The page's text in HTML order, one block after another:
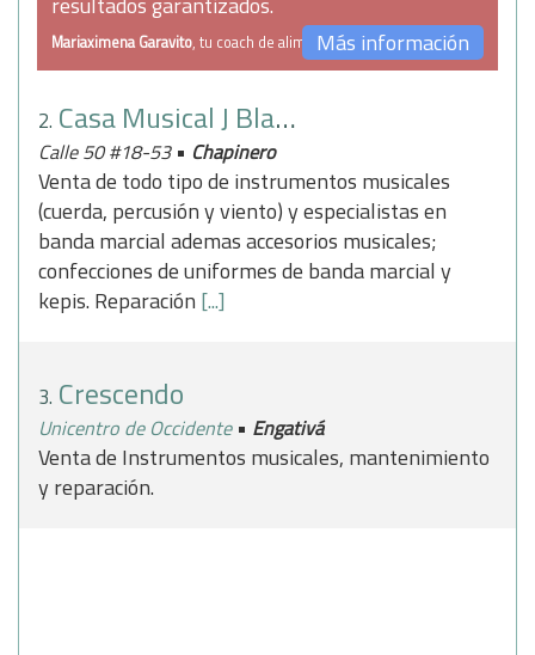
Mariaximena Garavito, tu coach de alimentaciónMás información
2. Casa Musical J Blanco
Calle 50 #18-53 • Chapinero
Venta de todo tipo de instrumentos musicales
(cuerda, percusión y viento) y especialistas en
banda marcial ademas accesorios musicales;
confecciones de uniformes de banda marcial y
kepis. Reparación [...]
3. Crescendo
Unicentro de Occidente • Engativá
Venta de Instrumentos musicales, mantenimiento
y reparación.